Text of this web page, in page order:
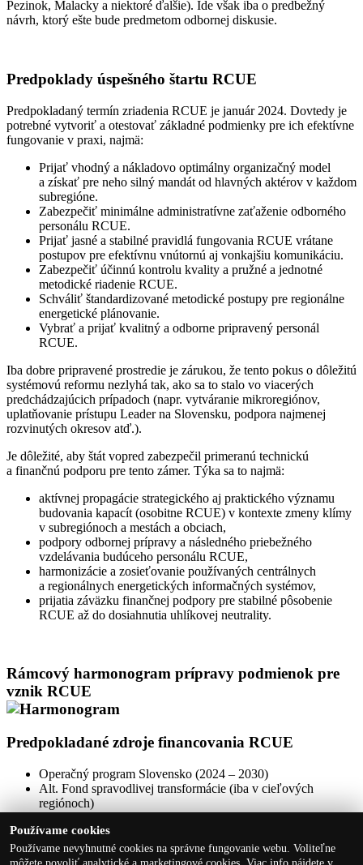
Pezinok, Malacky a niektoré ďalšie). Ide však iba o predbežný
návrh, ktorý ešte bude predmetom odbornej diskusie.
Predpoklady úspešného štartu RCUE
Predpokladaný termín zriadenia RCUE je január 2024. Dovtedy je
potrebné vytvoriť a otestovať základné podmienky pre ich efektívne
fungovanie v praxi, najmä:
Prijať vhodný a nákladovo optimálny organizačný model
a získať pre neho silný mandát od hlavných aktérov v každom
subregióne.
Zabezpečiť minimálne administratívne zaťaženie odborného
personálu RCUE.
Prijať jasné a stabilné pravidlá fungovania RCUE vrátane
postupov pre efektívnu vnútornú aj vonkajšiu komunikáciu.
Zabezpečiť účinnú kontrolu kvality a pružné a jednotné
metodické riadenie RCUE.
Schváliť štandardizované metodické postupy pre regionálne
energetické plánovanie.
Vybrať a prijať kvalitný a odborne pripravený personál
RCUE.
Iba dobre pripravené prostredie je zárukou, že tento pokus o dôležitú
systémovú reformu nezlyhá tak, ako sa to stalo vo viacerých
predchádzajúcich prípadoch (napr. vytváranie mikroregiónov,
uplatňovanie prístupu Leader na Slovensku, podpora najmenej
rozvinutých okresov atď.).
Je dôležité, aby štát vopred zabezpečil primeranú technickú
a finančnú podporu pre tento zámer. Týka sa to najmä:
aktívnej propagácie strategického aj praktického významu
budovania kapacít (osobitne RCUE) v kontexte zmeny klímy
v subregiónoch a mestách a obciach,
podpory odbornej prípravy a následného priebežného
vzdelávania budúceho personálu RCUE,
harmonizácie a zosieťovanie používaných centrálnych
a regionálnych energetických informačných systémov,
prijatia záväzku finančnej podpory pre stabilné pôsobenie
RCUE až do dosiahnutia uhlíkovej neutrality.
Rámcový harmonogram prípravy podmienok pre
vznik RCUE
Predpokladané zdroje financovania RCUE
Operačný program Slovensko (2024 – 2030)
Alt. Fond spravodlivej transformácie (iba v cieľových
regiónoch)
Predpokladom financovania RCUE je ich zakotvenie
v pripravovaných krajských integrovaných územných stratégiách.
Používame cookies
Používame nevyhnutné cookies na správne fungovanie webu. Voliteľne